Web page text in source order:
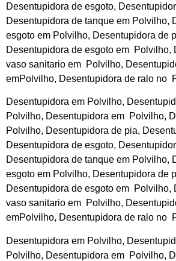
Desentupidora de esgoto,
Desentupidora de tanque em Polvilho,
esgoto em Polvilho, Desentupidora de
Desentupidora de esgoto em Polvilho,
vaso sanitario em Polvilho,
emPolvilho, Desentupidora de ralo no
Desentupidora em Polvilho,
Polvilho, Desentupidora em Polvilho,
Polvilho, Desentupidora de pia,
Desentupidora de esgoto,
Desentupidora de tanque em Polvilho,
esgoto em Polvilho, Desentupidora de
Desentupidora de esgoto em Polvilho,
vaso sanitario em Polvilho,
emPolvilho, Desentupidora de ralo no
Desentupidora em Polvilho,
Polvilho, Desentupidora em Polvilho,